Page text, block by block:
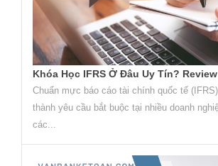
Khóa Học IFRS Ở Đâu Uy Tín?
Chuẩn mực báo cáo tài chính quốc tế
thành yêu cầu bắt buộc tại nhiều doanh
các...